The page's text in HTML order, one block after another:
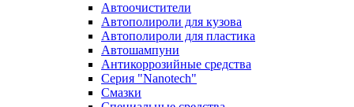
Автоочистители
Автополироли для кузова
Автополироли для пластика
Автошампуни
Антикоррозийные средства
Серия "Nanotech"
Смазки